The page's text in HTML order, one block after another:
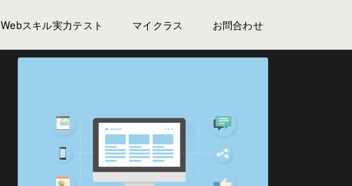
Webスキル実力テスト マイクラス お問合わせ